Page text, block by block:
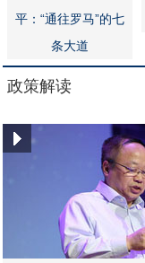
平：“通往罗马”的七
条大道
政策解读